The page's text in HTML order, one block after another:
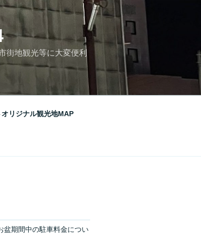
街地観光等に大変便利
リジナル観光地MAP
盆期間中の駐車料金につい